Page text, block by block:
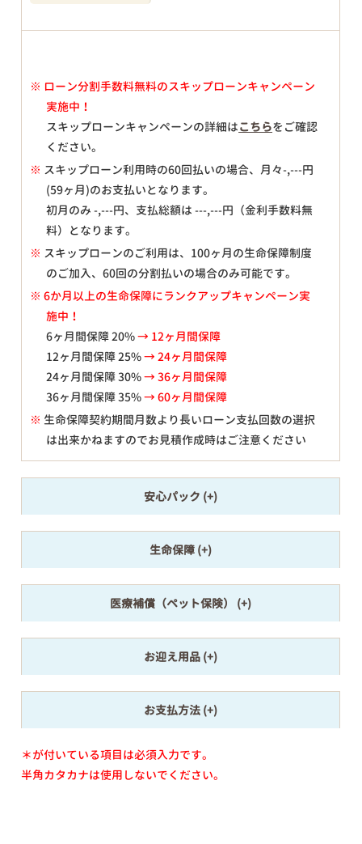
※ ローン分割手数料無料のスキップローンキャンペーン
実施中！
スキップローンキャンペーンの詳細はこちらをご確認
ください。
※ スキップローン利用時の60回払いの場合、月々-,---円
(59ヶ月)のお支払いとなります。
初月のみ-,---円、支払総額は---,---円（金利手数料無
料）となります。
※ スキップローンのご利用は、100ヶ月の生命保障制度
のご加入、60回の分割払いの場合のみ可能です。
※ 6か月以上の生命保障にランクアップキャンペーン実
施中！
6ヶ月間保障 20%→ 12ヶ月間保障
12ヶ月間保障 25%→ 24ヶ月間保障
24ヶ月間保障 30%→ 36ヶ月間保障
36ヶ月間保障 35%→ 60ヶ月間保障
※ 生命保障契約期間月数より長いローン支払回数の選択
は出来かねますのでお見積作成時はご注意ください
安心パック
生命保障
医療補償（ペット保険）
お迎え用品
お支払方法
＊が付いている項目は必須入力です。
半角カタカナは使用しないでください。